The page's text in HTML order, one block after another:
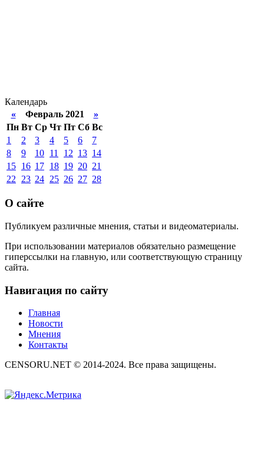
Календарь
«Февраль 2021 »
Пн Вт Ср Чт Пт Сб Вс
1
2 3 4 5 6
7
8
9 10 11 12 13 14
15 16 17 18 19 20 21
22
23 24 25 26 27 28
О сайте
Публикуем различные мнения, статьи и видеоматериалы.
При использовании материалов обязательно размещение
гиперссылки на главную, или соответствующую страницу
сайта.
Навигация по сайту
Главная
Новости
Мнения
Контакты
CENSORU.NET © 2014-2024. Все права защищены.